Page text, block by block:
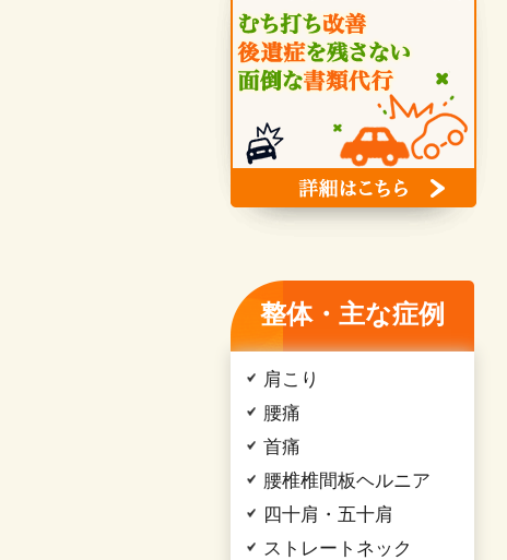
整体・主な症例
肩こり
腰痛
首痛
腰椎椎間板ヘルニア
四十肩・五十肩
ストレートネック